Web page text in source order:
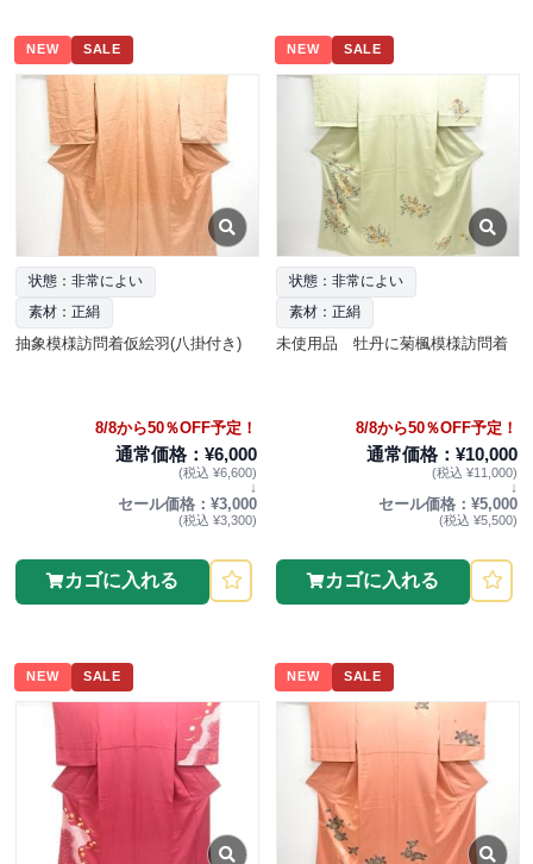
NEW SALE
状態：非常によい
素材：正絹
抽象模様訪問着仮絵羽(八掛付き)
8/8から50％OFF予定！
通常価格：¥6,000
(税込 ¥6,600)
↓
セール価格：¥3,000
(税込 ¥3,300)
カゴに入れる
NEW SALE
状態：非常によい
素材：正絹
未使用品 牡丹に菊楓模様訪問着
8/8から50％OFF予定！
通常価格：¥10,000
(税込 ¥11,000)
↓
セール価格：¥5,000
(税込 ¥5,500)
カゴに入れる
NEW SALE NEW SALE